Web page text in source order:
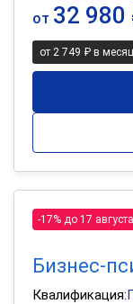
от 32 980
от 2 749 ₽ в месяц
-17% до 17 августа
Бизнес-
Квалификация: